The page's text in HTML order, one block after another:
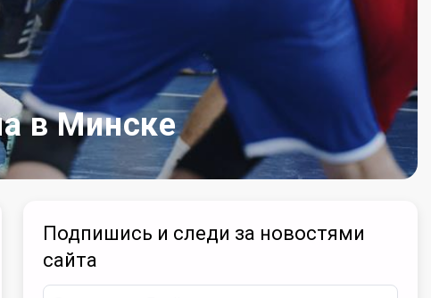
в Минске
Подпишись и следи за новостями
сайта